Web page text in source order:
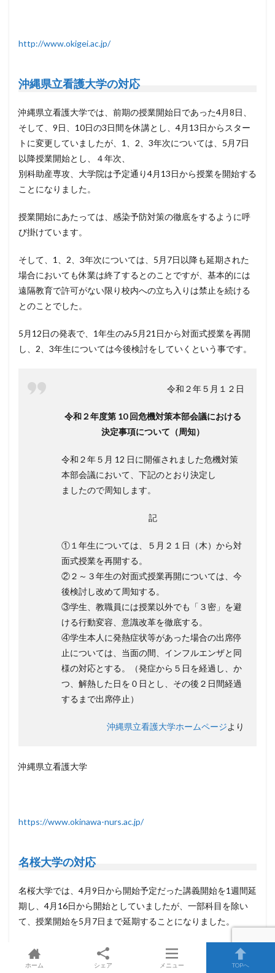
http://www.okigei.ac.jp/
沖縄県立看護大学の対応
沖縄県立看護大学では、前期の授業開始日であった4月8日、
そして、9日、10日の3日間を休講とし、4月13日からスター
トに変更していましたが、1、2、3年次については、5月7日
以降授業開始とし、４年次、
別科助産専攻、大学院は予定通り4月13日から授業を開始する
ことになりました。
授業開始にあたっては、感染予防対策の徹底をするように呼
び掛けています。
そして、1、2、3年次については、5月7日以降も延期された
場合においても休業は終了するとのことですが、基本的には
遠隔教育で許可がない限り校内への立ち入りは禁止を続ける
とのことでした。
5月12日の発表で、1年生のみ5月21日から対面式授業を再開
し、2、3年生については今後検討をしていくという事です。
令和２年５月１２日
令和２年度第 10 回危機対策本部会議における
決定事項について（周知）
令和２年５月 12 日に開催されました危機対策
本部会議において、下記のとおり決定し
ましたので周知します。
記
①１年生については、５月２１日（木）から対
面式授業を再開する。
②２～３年生の対面式授業再開については、今
後検討し改めて周知する。
③学生、教職員には授業以外でも「３密」を避
ける行動変容、意識改革を徹底する。
④学生本人に発熱症状等があった場合の出席停
止については、当面の間、インフルエンザと同
様の対応とする。（発症から５日を経過し、か
つ、解熱した日を０日とし、その後２日間経過
するまで出席停止）
沖縄県立看護大学ホームページより
沖縄県立看護大学
https://www.okinawa-nurs.ac.jp/
名桜大学の対応
名桜大学では、4月9日から開始予定だった講義開始を1週間延
期し、4月16日から開始としていましたが、一部科目を除い
て、授業開始を5月7日まで延期することになりました。
前期授業は5月7日から開始し、5月7日から29日までは、遠隔
授業のみで行われるとのことです。
ホーム シェア メニュー TOPへ